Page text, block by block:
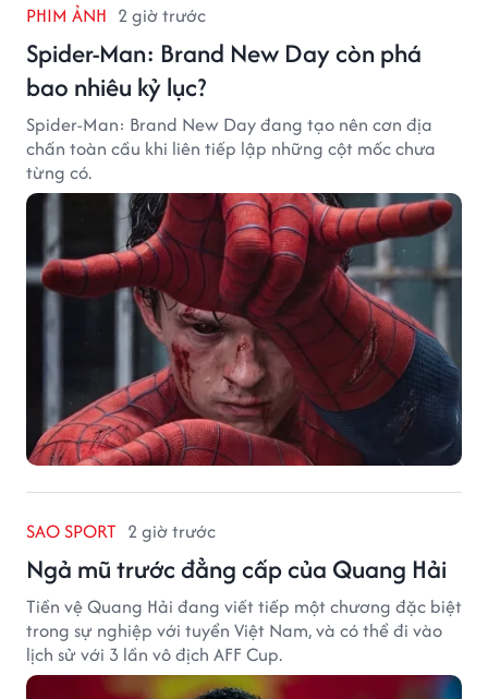
PHIM ẢNH 2 giờ trước
Spider-Man: Brand New Day còn phá
bao nhiêu kỷ lục?
Spider-Man: Brand New Day đang tạo nên cơn địa
chấn toàn cầu khi liên tiếp lập những cột mốc chưa
từng có.
SAO SPORT 2 giờ trước
Ngả mũ trước đẳng cấp của Quang Hải
Tiền vệ Quang Hải đang viết tiếp một chương đặc biệt
trong sự nghiệp với tuyển Việt Nam, và có thể đi vào
lịch sử với 3 lần vô địch AFF Cup.